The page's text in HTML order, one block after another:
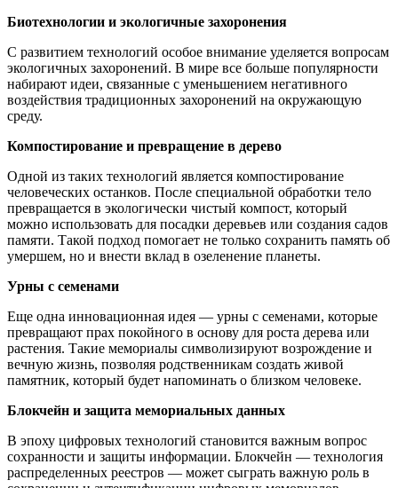
Биотехнологии и экологичные захоронения
С развитием технологий особое внимание уделяется вопросам
экологичных захоронений. В мире все больше популярности
набирают идеи, связанные с уменьшением негативного
воздействия традиционных захоронений на окружающую
среду.
Компостирование и превращение в дерево
Одной из таких технологий является компостирование
человеческих останков. После специальной обработки тело
превращается в экологически чистый компост, который
можно использовать для посадки деревьев или создания садов
памяти. Такой подход помогает не только сохранить память об
умершем, но и внести вклад в озеленение планеты.
Урны с семенами
Еще одна инновационная идея — урны с семенами, которые
превращают прах покойного в основу для роста дерева или
растения. Такие мемориалы символизируют возрождение и
вечную жизнь, позволяя родственникам создать живой
памятник, который будет напоминать о близком человеке.
Блокчейн и защита мемориальных данных
В эпоху цифровых технологий становится важным вопрос
сохранности и защиты информации. Блокчейн — технология
распределенных реестров — может сыграть важную роль в